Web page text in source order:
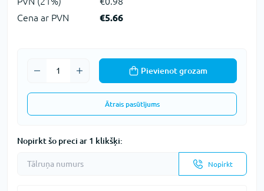
Cena ar PVN
€5.66
Pievienot grozam
Ātrais pasūtījums
Nopirkt šo preci ar 1 klikšķi:
Nopirkt